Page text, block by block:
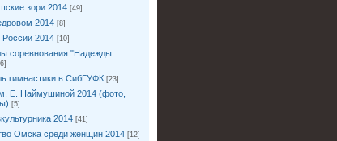
зори 2014 [49]
2014 [8]
2014 [10]
соревнования "Надежды
гимнастики в СибГУФК [23]
Е. Наймушиной 2014 (фото,
[5]
2014 [41]
Омска среди женщин 2014 [12]